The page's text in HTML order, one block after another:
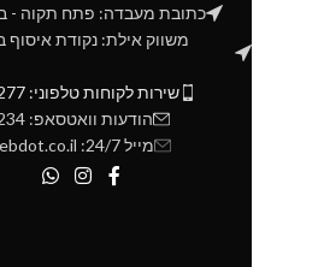
כתובת מעבדה: פתח תקוה -
משווק אילת: נקודת
שירות לקוחות טלפוני: 054-46-27-277
הודעות וואטסאפ: 054-7-588-234
מייל 24/7: support@webdot.co.il